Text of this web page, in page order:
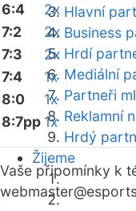
Hlavní
Business
Hrdí
Mediální
Partneři
Reklamní
Hrdý
Žijeme
6:4
2x
7:2
2x
7:3
2x
7:4
1x
8:0
1x
8:7pp 1x
Vaše připomínky k
webmaster